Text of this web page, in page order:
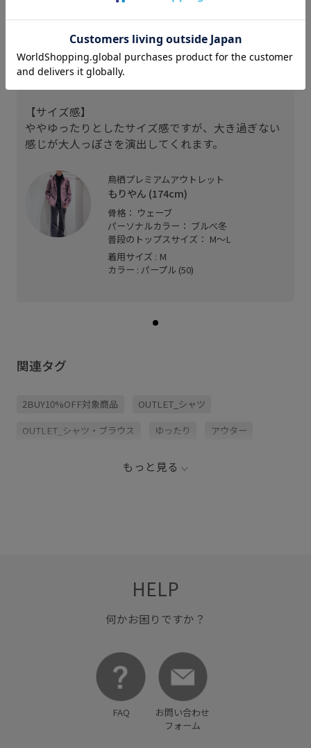
174cm Mサイズ
【生地感】
少しハリのあるピーチ起毛素材のワークシャツ。
【サイズ感】
ややゆったりとしたサイズ感ですが、大き過ぎない
感じが大人っぽさを演出してくれます。
鳥栖プレミアムアウトレット
もりやん (174cm)
骨格： ウェーブ
パーソナルカラー： ブルべ冬
普段のトップスサイズ： M～L
着用サイズ : M
カラー : パープル (50)
関連タグ
2BUY10%OFF対象商品 OUTLET_シャツ
OUTLET_シャツ・ブラウス ゆったり アウター
もっと見る
HELP
何かお困りですか？
FAQ
お問い合わせ
フォーム